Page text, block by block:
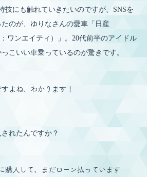
技にも触れていきたいのですが、SNSを
たのが、ゆりなさんの愛車「日産
ワンエイティ）」。20代前半のアイドル
こいい車乗っているのが驚きです。
よね、わかります！
れたんですか？
購入して、まだローン払っています